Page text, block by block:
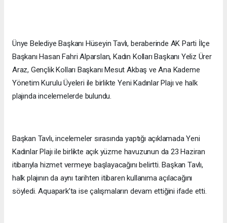
Ünye Belediye Başkanı Hüseyin Tavlı, beraberinde AK Parti İlçe
Başkanı Hasan Fahri Alparslan, Kadın Kolları Başkanı Yeliz Ürer
Araz, Gençlik Kolları Başkanı Mesut Akbaş ve Ana Kademe
Yönetim Kurulu Üyeleri ile birlikte Yeni Kadınlar Plajı ve halk
plajında incelemelerde bulundu.
Başkan Tavlı, incelemeler sırasında yaptığı açıklamada Yeni
Kadınlar Plajı ile birlikte açık yüzme havuzunun da 23 Haziran
itibarıyla hizmet vermeye başlayacağını belirtti. Başkan Tavlı,
halk plajının da aynı tarihten itibaren kullanıma açılacağını
söyledi. Aquapark’ta ise çalışmaların devam ettiğini ifade etti.